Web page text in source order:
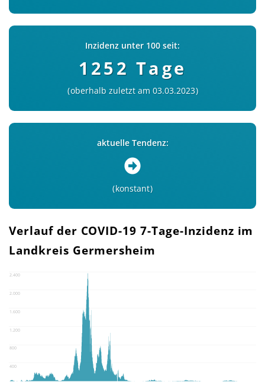
Inzidenz unter 100 seit:
1252 Tage
oberhalb zuletzt am 03.03.2023
aktuelle Tendenz:
konstant
Verlauf der COVID-19 7-Tage-Inzidenz im
Landkreis Germersheim
400
800
1.200
1.600
2.000
2.400